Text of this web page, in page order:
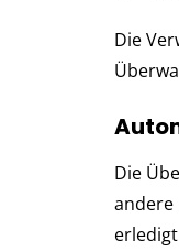
Die
Die
andere